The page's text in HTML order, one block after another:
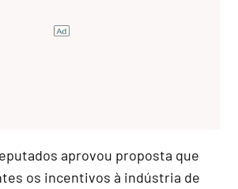
aprovou proposta que
os incentivos à indústria de